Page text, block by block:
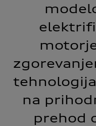
na
prehod